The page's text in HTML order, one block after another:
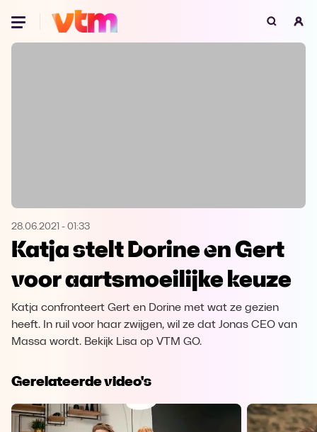
Oeps, browser niet ondersteund
Microsoft Edge Download
Opera Download
28.06.2021 - 01:33
Katja stelt Dorine en Gert
voor aartsmoeilijke keuze
Katja confronteert Gert en Dorine met wat ze gezien
heeft. In ruil voor haar zwijgen, wil ze dat Jonas CEO van
Massa wordt. Bekijk Lisa op VTM GO.
Gerelateerde video's